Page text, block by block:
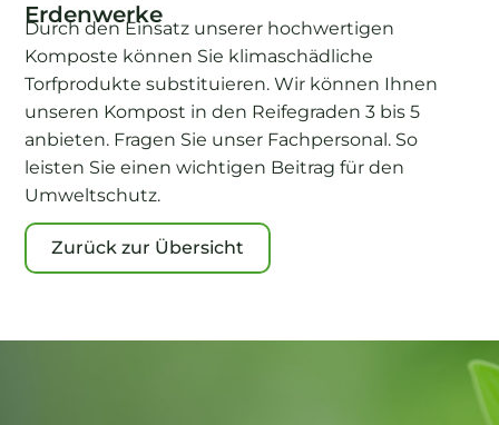
Erdenwerke
Durch den Einsatz unserer hochwertigen
Komposte können Sie klimaschädliche
Torfprodukte substituieren. Wir können Ihnen
unseren Kompost in den Reifegraden 3 bis 5
anbieten. Fragen Sie unser Fachpersonal. So
leisten Sie einen wichtigen Beitrag für den
Umweltschutz.
Zurück zur Übersicht